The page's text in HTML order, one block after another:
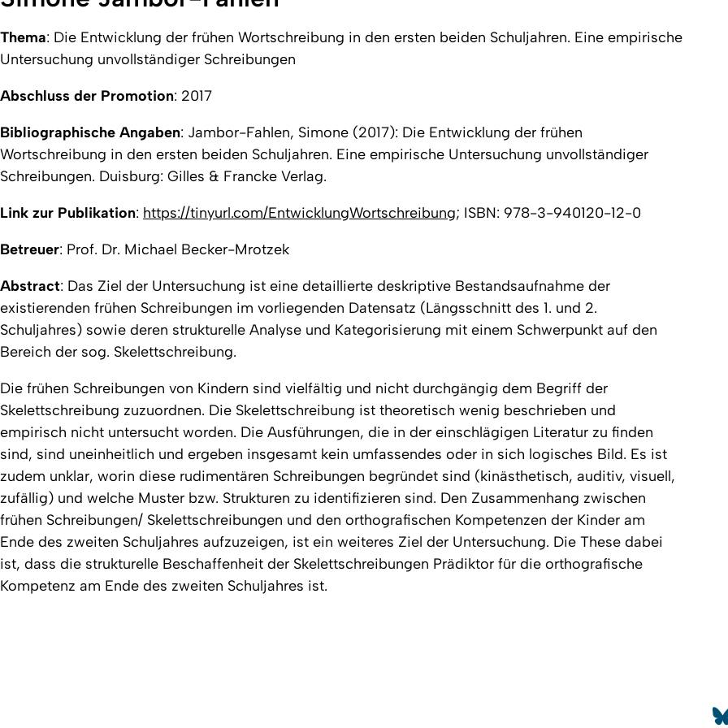
Thema: Die Entwicklung der frühen Wortschreibung in den ersten beiden Schuljahren. Eine empirische
Untersuchung unvollständiger Schreibungen
Abschluss der Promotion: 2017
Bibliographische Angaben: Jambor-Fahlen, Simone (2017): Die Entwicklung der frühen
Wortschreibung in den ersten beiden Schuljahren. Eine empirische Untersuchung unvollständiger
Schreibungen. Duisburg: Gilles & Francke Verlag.
Link zur Publikation: https://tinyurl.com/EntwicklungWortschreibung; ISBN: 978-3-940120-12-0
Betreuer: Prof. Dr. Michael Becker-Mrotzek
Abstract: Das Ziel der Untersuchung ist eine detaillierte deskriptive Bestandsaufnahme der
existierenden frühen Schreibungen im vorliegenden Datensatz (Längsschnitt des 1. und 2.
Schuljahres) sowie deren strukturelle Analyse und Kategorisierung mit einem Schwerpunkt auf den
Bereich der sog. Skelettschreibung.
Die frühen Schreibungen von Kindern sind vielfältig und nicht durchgängig dem Begriff der
Skelettschreibung zuzuordnen. Die Skelettschreibung ist theoretisch wenig beschrieben und
empirisch nicht untersucht worden. Die Ausführungen, die in der einschlägigen Literatur zu finden
sind, sind uneinheitlich und ergeben insgesamt kein umfassendes oder in sich logisches Bild. Es ist
zudem unklar, worin diese rudimentären Schreibungen begründet sind (kinästhetisch, auditiv, visuell,
zufällig) und welche Muster bzw. Strukturen zu identifizieren sind. Den Zusammenhang zwischen
frühen Schreibungen/ Skelettschreibungen und den orthografischen Kompetenzen der Kinder am
Ende des zweiten Schuljahres aufzuzeigen, ist ein weiteres Ziel der Untersuchung. Die These dabei
ist, dass die strukturelle Beschaffenheit der Skelettschreibungen Prädiktor für die orthografische
Kompetenz am Ende des zweiten Schuljahres ist.